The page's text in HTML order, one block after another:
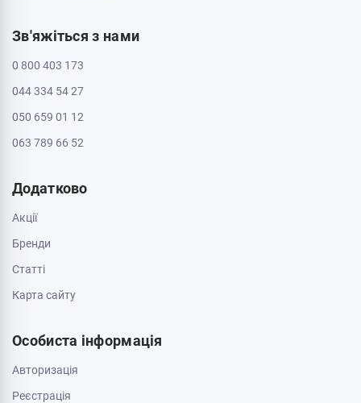
Зв'яжіться з нами
0 800 403 173
044 334 54 27
050 659 01 12
063 789 66 52
Додатково
Акції
Бренди
Cтатті
Карта сайту
Особиста інформація
Авторизація
Реєстрація